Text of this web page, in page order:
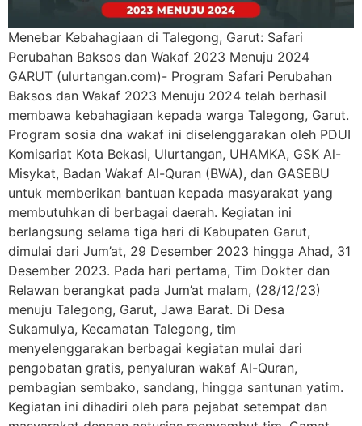
Menebar Kebahagiaan di Talegong, Garut: Safari
Perubahan Baksos dan Wakaf 2023 Menuju 2024
GARUT (ulurtangan.com)- Program Safari Perubahan
Baksos dan Wakaf 2023 Menuju 2024 telah berhasil
membawa kebahagiaan kepada warga Talegong, Garut.
Program sosia dna wakaf ini diselenggarakan oleh PDUI
Komisariat Kota Bekasi, Ulurtangan, UHAMKA, GSK Al-
Misykat, Badan Wakaf Al-Quran (BWA), dan GASEBU
untuk memberikan bantuan kepada masyarakat yang
membutuhkan di berbagai daerah. Kegiatan ini
berlangsung selama tiga hari di Kabupaten Garut,
dimulai dari Jum’at, 29 Desember 2023 hingga Ahad, 31
Desember 2023. Pada hari pertama, Tim Dokter dan
Relawan berangkat pada Jum’at malam, (28/12/23)
menuju Talegong, Garut, Jawa Barat. Di Desa
Sukamulya, Kecamatan Talegong, tim
menyelenggarakan berbagai kegiatan mulai dari
pengobatan gratis, penyaluran wakaf Al-Quran,
pembagian sembako, sandang, hingga santunan yatim.
Kegiatan ini dihadiri oleh para pejabat setempat dan